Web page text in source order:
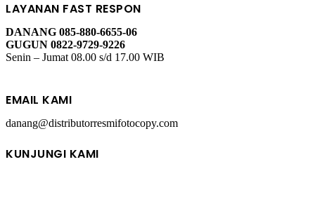
LAYANAN FAST RESPON
DANANG 085-880-6655-06
GUGUN 0822-9729-9226
Senin – Jumat 08.00 s/d 17.00 WIB
EMAIL KAMI
danang@distributorresmifotocopy.com
KUNJUNGI KAMI